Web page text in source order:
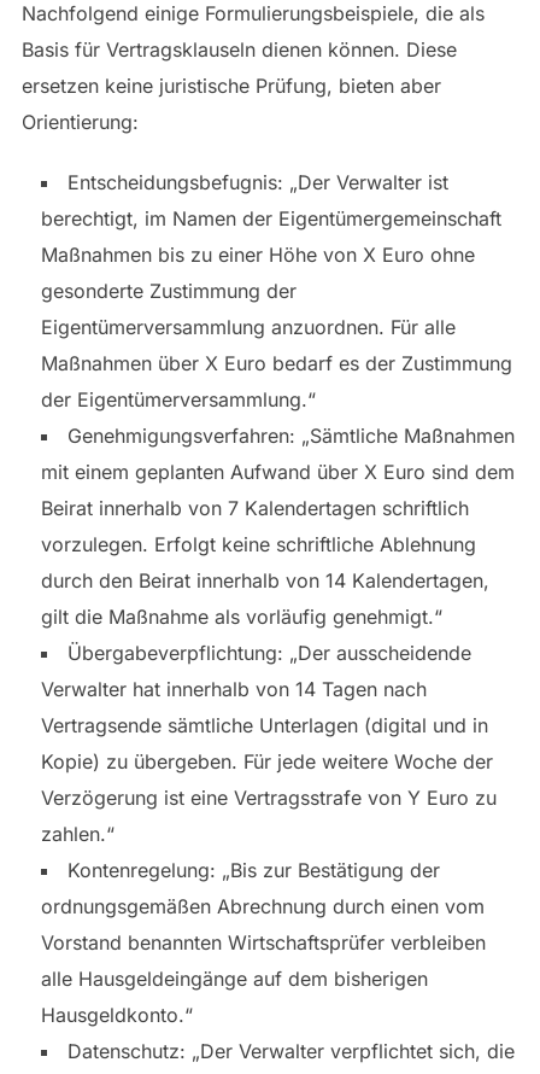
Nachfolgend einige Formulierungsbeispiele, die als
Basis für Vertragsklauseln dienen können. Diese
ersetzen keine juristische Prüfung, bieten aber
Orientierung:
Entscheidungsbefugnis: „Der Verwalter ist
berechtigt, im Namen der Eigentümergemeinschaft
Maßnahmen bis zu einer Höhe von X Euro ohne
gesonderte Zustimmung der
Eigentümerversammlung anzuordnen. Für alle
Maßnahmen über X Euro bedarf es der Zustimmung
der Eigentümerversammlung.“
Genehmigungsverfahren: „Sämtliche Maßnahmen
mit einem geplanten Aufwand über X Euro sind dem
Beirat innerhalb von 7 Kalendertagen schriftlich
vorzulegen. Erfolgt keine schriftliche Ablehnung
durch den Beirat innerhalb von 14 Kalendertagen,
gilt die Maßnahme als vorläufig genehmigt.“
Übergabeverpflichtung: „Der ausscheidende
Verwalter hat innerhalb von 14 Tagen nach
Vertragsende sämtliche Unterlagen (digital und in
Kopie) zu übergeben. Für jede weitere Woche der
Verzögerung ist eine Vertragsstrafe von Y Euro zu
zahlen.“
Kontenregelung: „Bis zur Bestätigung der
ordnungsgemäßen Abrechnung durch einen vom
Vorstand benannten Wirtschaftsprüfer verbleiben
alle Hausgeldeingänge auf dem bisherigen
Hausgeldkonto.“
Datenschutz: „Der Verwalter verpflichtet sich, die